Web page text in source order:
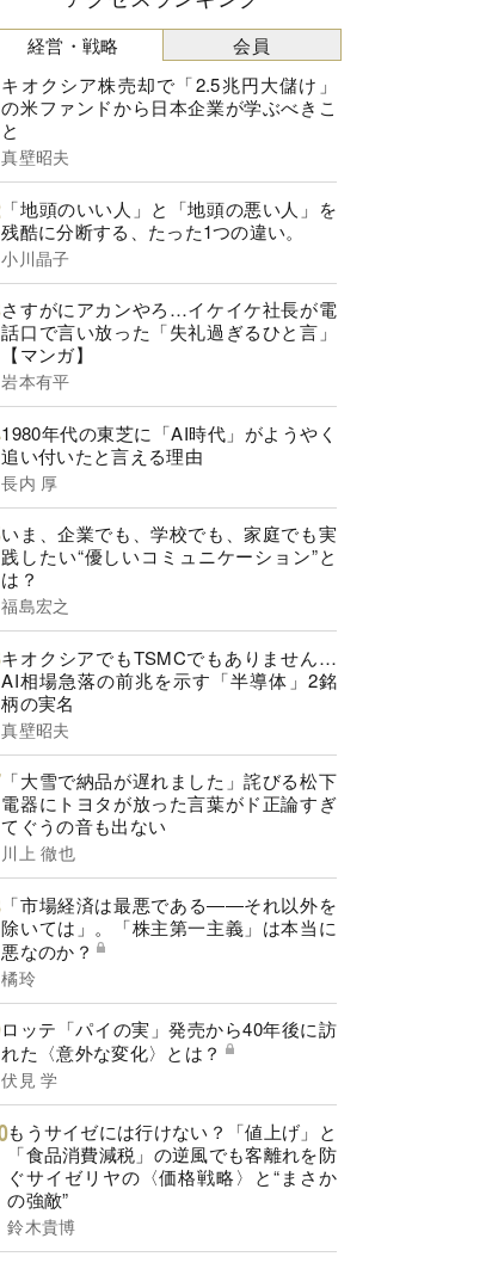
経営・戦略
キオクシア株売却で「2.5兆円大儲け」
の米ファンドから日本企業が学ぶべきこ
と
真壁昭夫
「地頭のいい人」と「地頭の悪い人」を
残酷に分断する、たった1つの違い。
小川晶子
さすがにアカンやろ…イケイケ社長が電
話口で言い放った「失礼過ぎるひと言」
【マンガ】
岩本有平
1980年代の東芝に「AI時代」がようやく
追い付いたと言える理由
長内 厚
いま、企業でも、学校でも、家庭でも実
践したい“優しいコミュニケーション”と
は？
福島宏之
キオクシアでもTSMCでもありません…
AI相場急落の前兆を示す「半導体」2銘
柄の実名
真壁昭夫
「大雪で納品が遅れました」詫びる松下
電器にトヨタが放った言葉がド正論すぎ
てぐうの音も出ない
川上 徹也
「市場経済は最悪である――それ以外を
除いては」。「株主第一主義」は本当に
悪なのか？
橘玲
ロッテ「パイの実」発売から40年後に訪
れた〈意外な変化〉とは？
伏見 学
もうサイゼには行けない？「値上げ」と
「食品消費減税」の逆風でも客離れを防
ぐサイゼリヤの〈価格戦略〉と“まさか
の強敵”
鈴木貴博
会員